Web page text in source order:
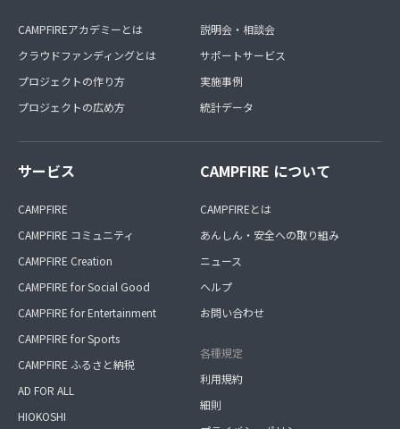
CAMPFIREアカデミーとは
クラウドファンディングとは
プロジェクトの作り方
プロジェクトの広め方
説明会・相談会
サポートサービス
実施事例
統計データ
サービス
CAMPFIRE
CAMPFIRE コミュニティ
CAMPFIRE Creation
CAMPFIRE for Social Good
CAMPFIRE for Entertainment
CAMPFIRE for Sports
CAMPFIRE ふるさと納税
AD FOR ALL
HIOKOSHI
CAMPFIRE について
CAMPFIREとは
あんしん・安全への取り組み
ニュース
ヘルプ
お問い合わせ
各種規定
利用規約
細則